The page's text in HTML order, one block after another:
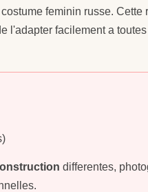
feminin russe.
l'adapter facilement a
differentes,